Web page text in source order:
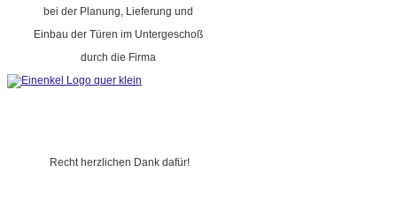
bei der Planung, Lieferung und
Einbau der Türen im Untergeschoß
durch die Firma
Recht herzlichen Dank dafür!